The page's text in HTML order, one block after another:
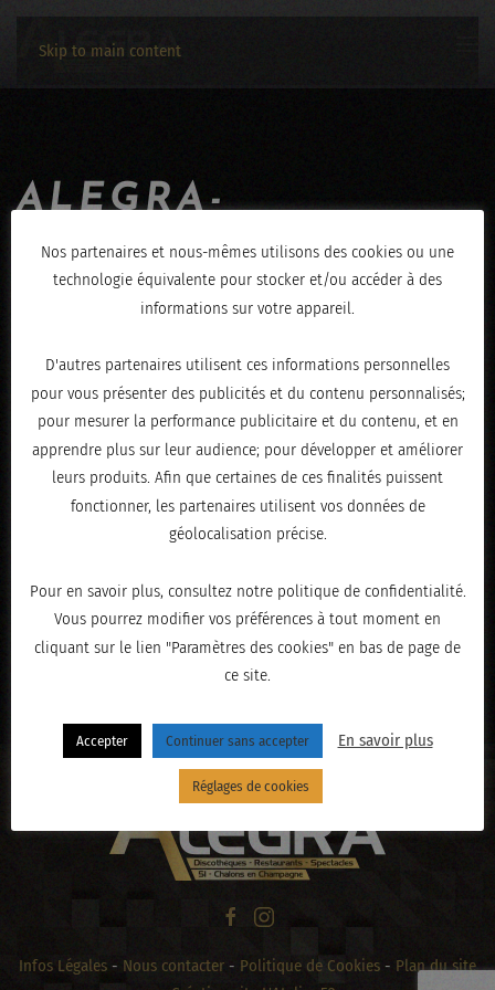
Skip to main content
ALEGRA-
JEROME_HENRY-
08122019-7805
Infos Légales - Nous contacter - Politique de Cookies - Plan du site
Nos partenaires et nous-mêmes utilisons des cookies ou une
technologie équivalente pour stocker et/ou accéder à des
informations sur votre appareil.
D'autres partenaires utilisent ces informations personnelles
pour vous présenter des publicités et du contenu personnalisés;
pour mesurer la performance publicitaire et du contenu, et en
apprendre plus sur leur audience; pour développer et améliorer
leurs produits. Afin que certaines de ces finalités puissent
fonctionner, les partenaires utilisent vos données de
géolocalisation précise.
Pour en savoir plus, consultez notre politique de confidentialité.
Vous pourrez modifier vos préférences à tout moment en
cliquant sur le lien "Paramètres des cookies" en bas de page de
ce site.
Accepter Continuer sans accepter En savoir plus
Réglages de cookies